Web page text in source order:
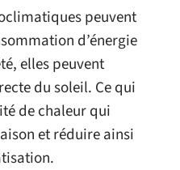
peuvent
d’énergie
elles peuvent
du soleil. Ce qui
de chaleur qui
et réduire ainsi